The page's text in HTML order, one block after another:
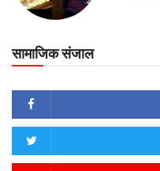
सामाजिक संजाल